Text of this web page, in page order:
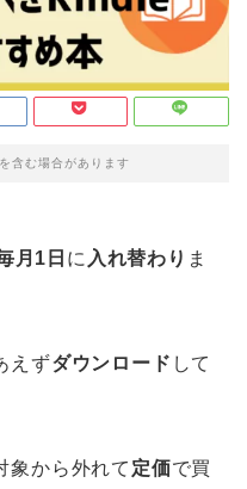
含む場合があります
月1日 に 入れ替わり ま
えずダウンロード して
象から外れて 定価で買